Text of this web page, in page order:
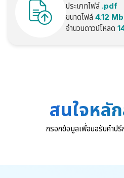
อนุรักษ์พลังงาน
ประเภทไฟล์ .pdf
ขนาดไฟล์ 4.12 Mb
จำนวนดาวน์โหลด
สนใจหลั
กรอกข้อมูลเพื่อขอรับคำปรึ